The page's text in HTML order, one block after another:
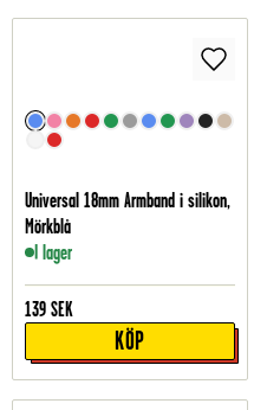
Universal 18mm Armband i silikon,
Mörkblå
I lager
139 SEK
KÖP